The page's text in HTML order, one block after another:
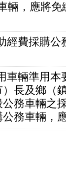
，應將免
經費採購
車輛準用本
長及鄉（
務車輛之
務車輛，